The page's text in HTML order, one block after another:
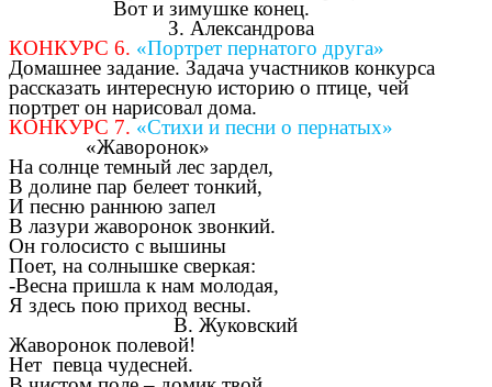
Вот и зимушке конец.
З. Александрова
КОНКУРС 6. «Портрет пернатого друга»
Домашнее задание. Задача участников конкурса
рассказать интересную историю о птице, чей
портрет он нарисовал дома.
КОНКУРС 7. «Стихи и песни о пернатых»
«Жаворонок»
На солнце темный лес зардел,
В долине пар белеет тонкий,
И песню раннюю запел
В лазури жаворонок звонкий.
Он голосисто с вышины
Поет, на солнышке сверкая:
-Весна пришла к нам молодая,
Я здесь пою приход весны.
В. Жуковский
Жаворонок полевой!
Нет певца чудесней.